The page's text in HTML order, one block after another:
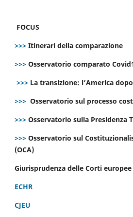
FOCUS
>>> Itinerari della comparazione
>>> Osservatorio comparato
>>> La transizione: l’America
>>> Osservatorio sul processo
>>> Osservatorio sulla Presidenza
>>> Osservatorio sul
(OCA)
Giurisprudenza delle Corti europee
ECHR
CJEU